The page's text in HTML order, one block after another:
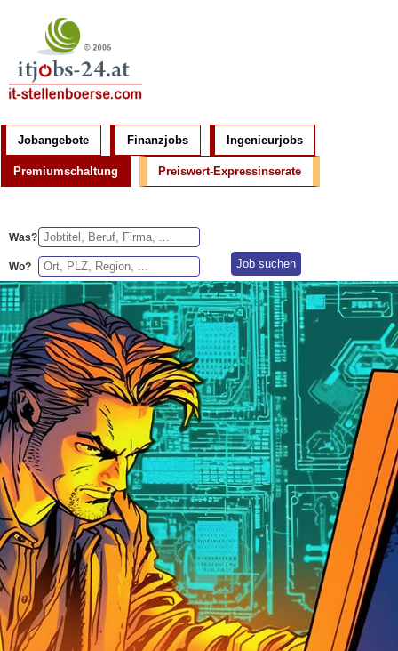
Jobangebote Finanzjobs Ingenieurjobs
Premiumschaltung Preiswert-Expressinserate
Was?
Wo?